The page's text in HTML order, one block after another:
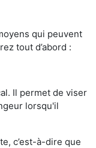
qui peuvent
tout d’abord :
Il permet de viser
lorsqu'il
c’est-à-dire que